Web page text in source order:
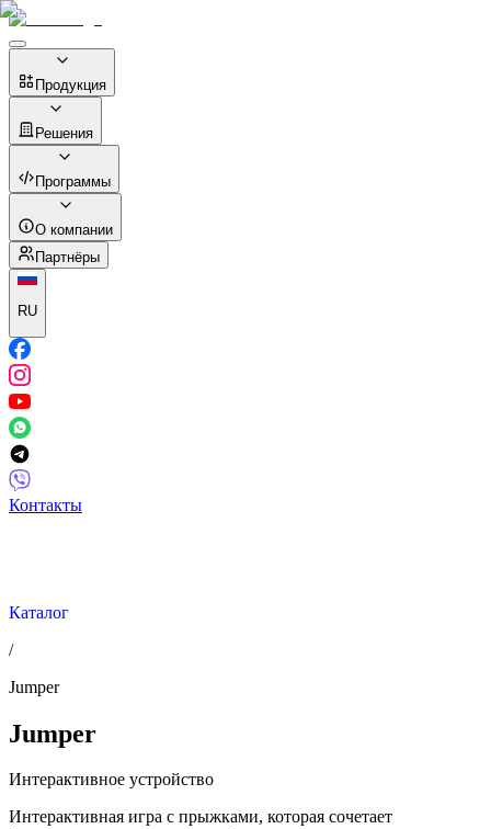
Продукция
Решения
Программы
О компании
Партнёры
RU
Контакты
Каталог
/
Jumper
Jumper
Интерактивное устройство
Интерактивная игра с прыжками, которая сочетает